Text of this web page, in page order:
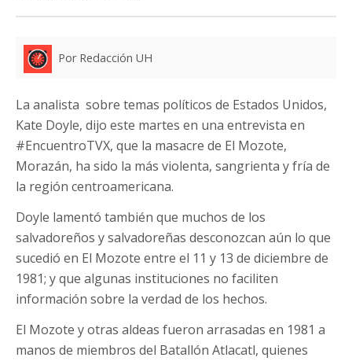
Por Redacción UH
La analista sobre temas políticos de Estados Unidos,
Kate Doyle, dijo este martes en una entrevista en
#EncuentroTVX, que la masacre de El Mozote,
Morazán, ha sido la más violenta, sangrienta y fría de
la región centroamericana.
Doyle lamentó también que muchos de los
salvadoreños y salvadoreñas desconozcan aún lo que
sucedió en El Mozote entre el 11 y 13 de diciembre de
1981; y que algunas instituciones no faciliten
información sobre la verdad de los hechos.
El Mozote y otras aldeas fueron arrasadas en 1981 a
manos de miembros del Batallón Atlacatl, quienes